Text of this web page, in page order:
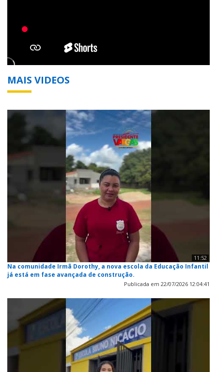
MAIS VIDEOS
11:52
Na comunidade Irmã Dorothy, a nova escola da Educação Infantil
já está em fase avançada de construção.
Publicada em 22/07/2026 12:04:41